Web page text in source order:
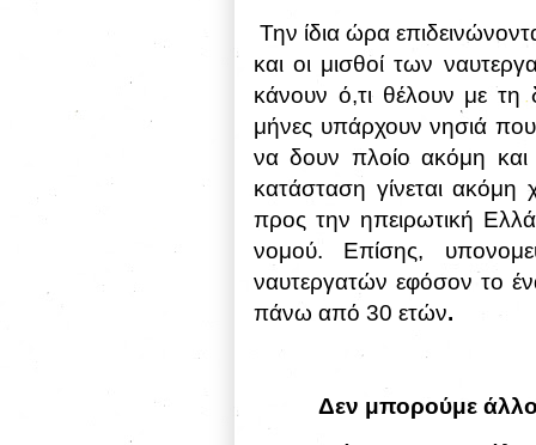
Την ίδια ώρα
και οι μισθοί των
κάνουν ό,τι θέλουν με τη
μήνες υπάρχουν νησιά
να δουν πλοίο ακόμη και
κατάσταση γίνεται ακόμη
προς την ηπειρωτική
νομού. Επίσης,
ναυτεργατών εφόσον το
πάνω από 30 ετών.
Δεν μπορούμε